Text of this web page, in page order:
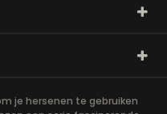
je hersenen te gebruiken